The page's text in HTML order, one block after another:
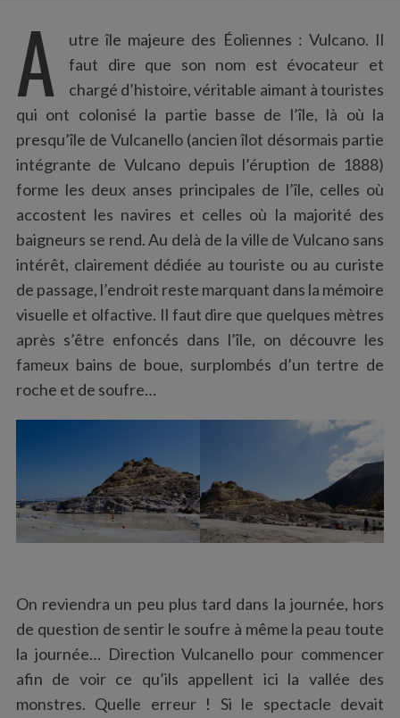
A
utre île majeure des Éoliennes : Vulcano. Il
faut dire que son nom est évocateur et
chargé d’histoire, véritable aimant à touristes
qui ont colonisé la partie basse de l’île, là où la
presqu’île de Vulcanello (ancien îlot désormais partie
intégrante de Vulcano depuis l’éruption de 1888)
forme les deux anses principales de l’île, celles où
accostent les navires et celles où la majorité des
baigneurs se rend. Au delà de la ville de Vulcano sans
intérêt, clairement dédiée au touriste ou au curiste
de passage, l’endroit reste marquant dans la mémoire
visuelle et olfactive. Il faut dire que quelques mètres
après s’être enfoncés dans l’île, on découvre les
fameux bains de boue, surplombés d’un tertre de
roche et de soufre…
On reviendra un peu plus tard dans la journée, hors
de question de sentir le soufre à même la peau toute
la journée… Direction Vulcanello pour commencer
afin de voir ce qu’ils appellent ici la vallée des
monstres. Quelle erreur ! Si le spectacle devait